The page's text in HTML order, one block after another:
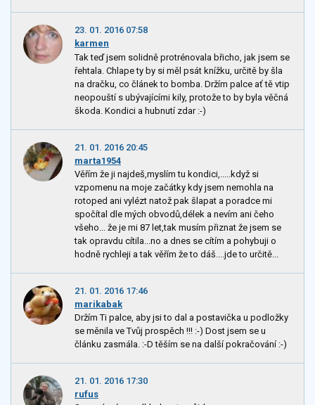
23. 01. 2016 07:58
karmen
Tak teď jsem solidně protrénovala břicho, jak jsem se
řehtala. Chlape ty by si měl psát knížku, určitě by šla
na dračku, co článek to bomba. Držím palce ať tě vtip
neopouští s ubývajícími kily, protože to by byla věčná
škoda. Kondici a hubnutí zdar :-)
21. 01. 2016 20:45
marta1954
Věřím že ji najdeš,myslím tu kondici,.....když si
vzpomenu na moje začátky kdy jsem nemohla na
rotoped ani vylézt natož pak šlapat a poradce mi
spočítal dle mých obvodů,délek a nevím ani čeho
všeho... že je mi 87 let,tak musím přiznat že jsem se
tak opravdu cítila...no a dnes se cítím a pohybuji o
hodně rychleji a tak věřím že to dáš....jde to určitě...
21. 01. 2016 17:46
marikabak
Držím Ti palce, aby jsi to dal a postavička u podložky
se měnila ve Tvůj prospěch !!! :-) Dost jsem se u
článku zasmála. :-D těším se na další pokračování :-)
21. 01. 2016 17:30
rufus